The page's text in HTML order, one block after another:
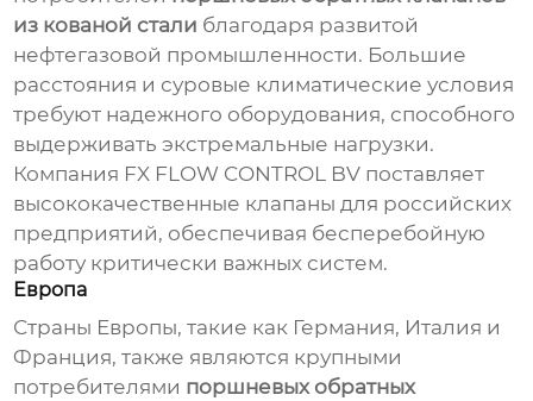
из кованой стали благодаря развитой
нефтегазовой промышленности. Большие
расстояния и суровые климатические условия
требуют надежного оборудования, способного
выдерживать экстремальные нагрузки.
Компания FX FLOW CONTROL BV поставляет
высококачественные клапаны для российских
предприятий, обеспечивая бесперебойную
работу критически важных систем.
Европа
Страны Европы, такие как Германия, Италия и
Франция, также являются крупными
потребителями поршневых обратных